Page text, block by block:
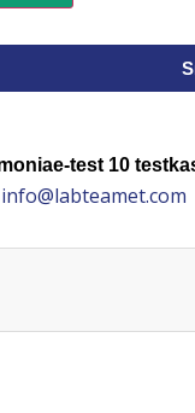
test 10
info@labteamet.com